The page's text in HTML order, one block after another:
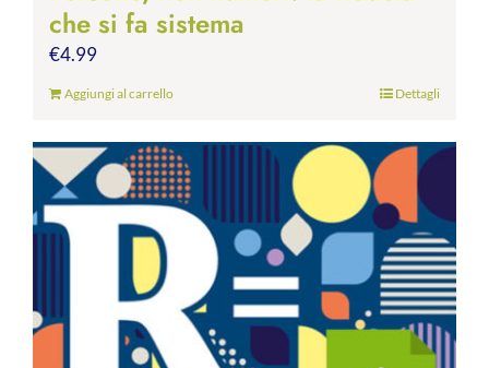
che si fa sistema
€4.99
Aggiungi al carrello Dettagli